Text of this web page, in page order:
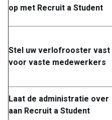
op met Recruit a Student
Stel uw verlofrooster vast
voor vaste medewerkers
Laat de administratie over
aan Recruit a Student